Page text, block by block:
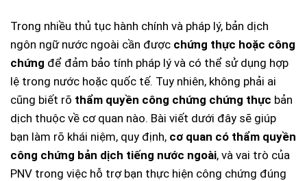
Trong nhiều thủ tục hành chính và pháp lý, bản dịch
ngôn ngữ nước ngoài cần được chứng thực hoặc công
chứng để đảm bảo tính pháp lý và có thể sử dụng hợp
lệ trong nước hoặc quốc tế. Tuy nhiên, không phải ai
cũng biết rõ thẩm quyền công chứng chứng thực bản
dịch thuộc về cơ quan nào. Bài viết dưới đây sẽ giúp
bạn làm rõ khái niệm, quy định, cơ quan có thẩm quyền
công chứng bản dịch tiếng nước ngoài, và vai trò của
PNV trong việc hỗ trợ bạn thực hiện công chứng đúng